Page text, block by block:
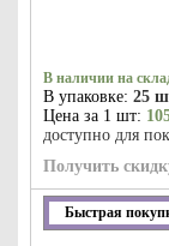
В наличии на
В упаковке: 25
Цена за 1 шт:
доступно для
Получить
Быстрая